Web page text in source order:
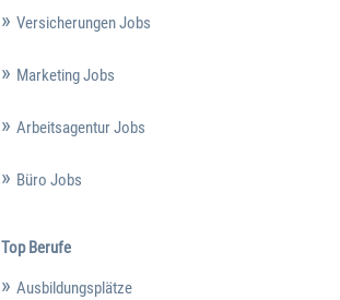
Versicherungen Jobs
Marketing Jobs
Arbeitsagentur Jobs
Büro Jobs
Top Berufe
Ausbildungsplätze